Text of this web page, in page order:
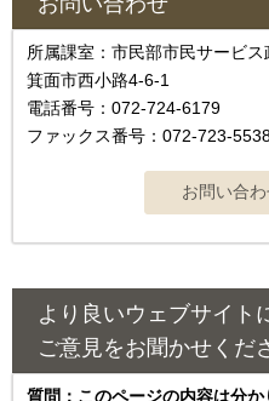
所属課室：市民部市民サービ
箕面市西小路4‐6‐1
電話番号：072-724-6179
ファックス番号：072-723-
より良いウェブサイト
ご意見をお聞かせくだ
質問：このページの内容は分か